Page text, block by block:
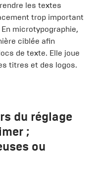
les textes
trop important
microtypographie,
ciblée afin
de texte. Elle joue
titres et des logos.
du réglage
;
ou